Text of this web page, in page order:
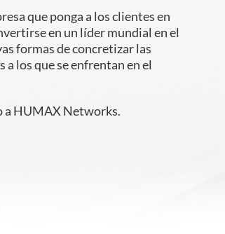
que ponga a los clientes en
en un líder mundial en el
formas de concretizar las
los que se enfrentan en el
a HUMAX Networks.